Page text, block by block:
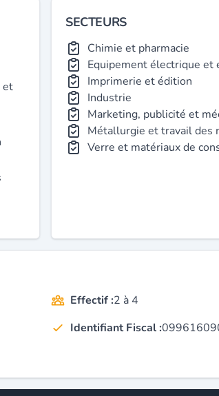
et
SECTEURS
Chimie et pharmacie
Equipement électrique et
Imprimerie et édition
Industrie
Marketing, publicité et
Métallurgie et travail des
Verre et matériaux de
Effectif :2 à 4
Identifiant Fiscal :